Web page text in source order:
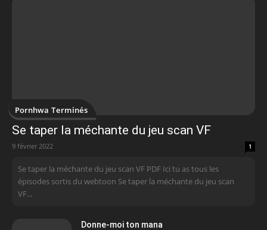
Pornhwa Terminés
Se taper la méchante du jeu scan VF
9 février 2022 1
Se taper la méchante du jeu scan VF PDF Ici tu as tous les
épisodes sortis du webtoon Se taper la méchante du jeu scan
VF...
Donne-moi ton mana